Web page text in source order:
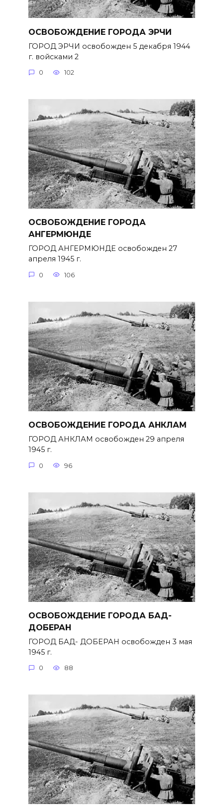
ОСВОБОЖДЕНИЕ ГОРОДА ЭРЧИ
ГОРОД ЭРЧИ освобожден 5 декабря 1944
г. войсками 2
0 102
ОСВОБОЖДЕНИЕ ГОРОДА
АНГЕРМЮНДЕ
ГОРОД АНГЕРМЮНДЕ освобожден 27
апреля 1945 г.
0 106
ОСВОБОЖДЕНИЕ ГОРОДА АНКЛАМ
ГОРОД АНКЛАМ освобожден 29 апреля
1945 г.
0 96
ОСВОБОЖДЕНИЕ ГОРОДА БАД-
ДОБЕРАН
ГОРОД БАД- ДОБЕРАН освобожден 3 мая
1945 г.
0 88